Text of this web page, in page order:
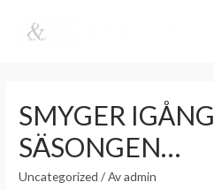
SMYGER IGÅNG
SÄSONGEN…
Uncategorized / Avadmin